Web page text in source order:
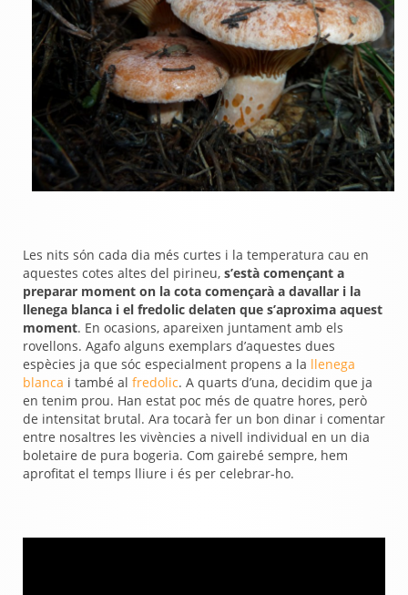
Les nits són cada dia més curtes i la temperatura cau en
aquestes cotes altes del pirineu, s’està començant a
preparar moment on la cota començarà a davallar i la
llenega blanca i el fredolic delaten que s’aproxima aquest
moment. En ocasions, apareixen juntament amb els
rovellons. Agafo alguns exemplars d’aquestes dues
espècies ja que sóc especialment propens a la llenega
blanca i també al fredolic. A quarts d’una, decidim que ja
en tenim prou. Han estat poc més de quatre hores, però
de intensitat brutal. Ara tocarà fer un bon dinar i comentar
entre nosaltres les vivències a nivell individual en un dia
boletaire de pura bogeria. Com gairebé sempre, hem
aprofitat el temps lliure i és per celebrar-ho.